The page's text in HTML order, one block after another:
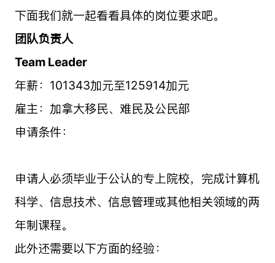
下面我们就一起看看具体的岗位要求吧。
团队负责人
Team Leader
年薪：101343加元至125914加元
雇主：加拿大移民、难民及公民部
申请条件：
申请人必须毕业于公认的专上院校，完成计算机
科学、信息技术、信息管理或其他相关领域的两
年制课程。
此外还需要以下方面的经验：